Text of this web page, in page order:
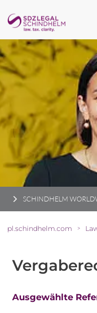
SCHINDHELM
pl.schindhelm.com >
Ausgewählte